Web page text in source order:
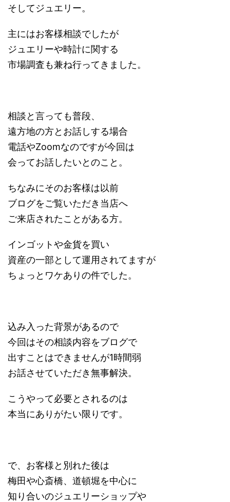
そしてジュエリー。
主にはお客様相談でしたが
ジュエリーや時計に関する
市場調査も兼ね行ってきました。
相談と言っても普段、
遠方地の方とお話しする場合
電話やZoomなのですが今回は
会ってお話したいとのこと。
ちなみにそのお客様は以前
ブログをご覧いただき当店へ
ご来店されたことがある方。
インゴットや金貨を買い
資産の一部として運用されてますが
ちょっとワケありの件でした。
込み入った背景があるので
今回はその相談内容をブログで
出すことはできませんが1時間弱
お話させていただき無事解決。
こうやって必要とされるのは
本当にありがたい限りです。
で、お客様と別れた後は
梅田や心斎橋、道頓堀を中心に
知り合いのジュエリーショップや